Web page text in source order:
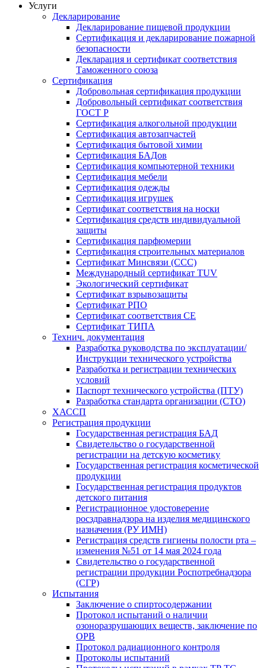
Услуги
Декларирование
Декларирование пищевой продукции
Сертификация и декларирование пожарной
безопасности
Декларация и сертификат соответствия
Таможенного союза
Сертификация
Добровольная сертификация продукции
Добровольный сертификат соответствия
ГОСТ Р
Сертификация алкогольной продукции
Сертификация автозапчастей
Сертификация бытовой химии
Сертификация БАДов
Сертификация компьютерной техники
Сертификация мебели
Сертификация одежды
Сертификация игрушек
Сертификат соответствия на носки
Сертификация средств индивидуальной
защиты
Сертификация парфюмерии
Сертификация строительных материалов
Сертификат Минсвязи (ССС)
Международный сертификат TUV
Экологический сертификат
Сертификат взрывозащиты
Сертификат РПО
Сертификат соответствия CE
Сертификат ТИПА
Технич. документация
Разработка руководства по эксплуатации/
Инструкции технического устройства
Разработка и регистрации технических
условий
Паспорт технического устройства (ПТУ)
Разработка стандарта организации (СТО)
ХАССП
Регистрация продукции
Государственная регистрация БАД
Свидетельство о государственной
регистрации на детскую косметику
Государственная регистрация косметической
продукции
Государственная регистрация продуктов
детского питания
Регистрационное удостоверение
росздравнадзора на изделия медицинского
назначения (РУ ИМН)
Регистрация средств гигиены полости рта –
изменения №51 от 14 мая 2024 года
Свидетельство о государственной
регистрации продукции Роспотребнадзора
(СГР)
Испытания
Заключение о спиртосодержании
Протокол испытаний о наличии
озоноразрушающих веществ, заключение по
ОРВ
Протокол радиационного контроля
Протоколы испытаний